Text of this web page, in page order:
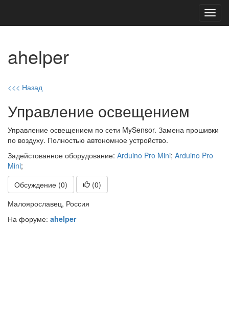
ahelper
<<< Назад
Управление освещением
Управление освещением по сети MySensor. Замена прошивки
по воздуху. Полностью автономное устройство.
Задейстованное оборудование: Arduino Pro Mini; Arduino Pro
Mini;
Обсуждение (0)
(0)
Малоярославец, Россия
На форуме: ahelper